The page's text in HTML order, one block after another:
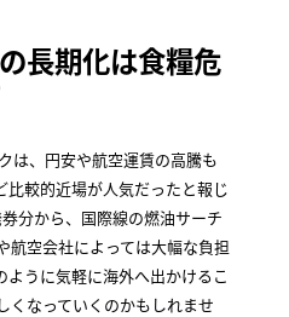
長期化は食糧危
は、円安や航空運賃の高騰も
比較的近場が人気だったと報じ
分から、国際線の燃油サーチ
航空会社によっては大幅な負担
ように気軽に海外へ出かけるこ
くなっていくのかもしれませ